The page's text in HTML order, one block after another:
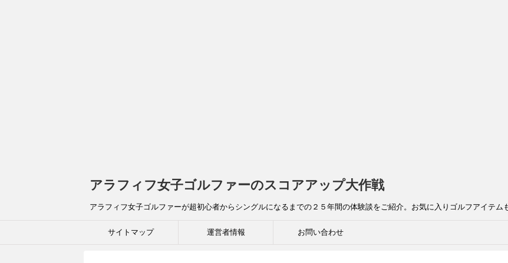
アラフィフ女子ゴルファーのスコアアップ大作戦
アラフィフ女子ゴルファーが超初心者からシングルになるまでの２５年間の体験談をご紹介。お気に入りゴルフアイテム
サイトマップ 運営者情報 お問い合わせ